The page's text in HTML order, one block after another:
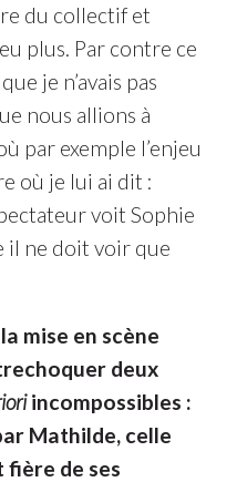
du collectif et
plus. Par contre ce
je n’avais pas
nous allions à
par exemple l’enjeu
où je lui ai dit :
voit Sophie
il ne doit voir que
mise en scène
deux
incompossibles :
Mathilde, celle
de ses